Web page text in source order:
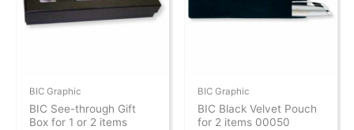
BIC Graphic
BIC See-through Gift
Box for 1 or 2 items
BIC Graphic
BIC Black Velvet Pouch
for 2 items 00050